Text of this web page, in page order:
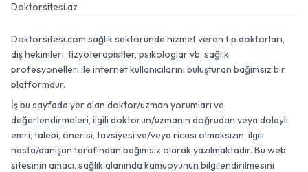
Doktorsitesi.az
Doktorsitesi.com sağlık sektöründe hizmet veren tıp doktorları,
diş hekimleri, fizyoterapistler, psikologlar vb. sağlık
profesyonelleri ile internet kullanıcılarını buluşturan bağımsız bir
platformdur.
İş bu sayfada yer alan doktor/uzman yorumları ve
değerlendirmeleri, ilgili doktorun/uzmanın doğrudan veya dolaylı
emri, talebi, önerisi, tavsiyesi ve/veya ricası olmaksızın, ilgili
hasta/danışan tarafından bağımsız olarak yazılmaktadır. Bu web
sitesinin amacı, sağlık alanında kamuoyunun bilgilendirilmesini